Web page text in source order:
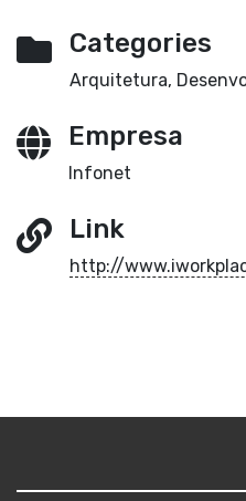
Categories
Arquitetura,
Empresa
Infonet
Link
http://